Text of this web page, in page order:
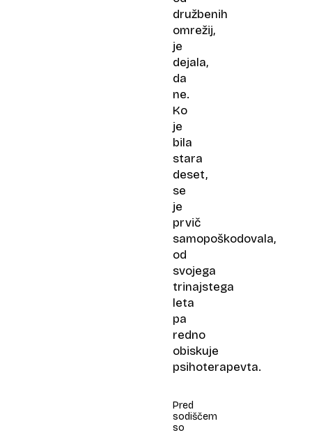
družbenih
omrežij,
je
dejala,
da
ne.
Ko
je
bila
stara
deset,
se
je
prvič
samopoškodovala,
od
svojega
trinajstega
leta
pa
redno
obiskuje
psihoterapevta.
Pred
sodiščem
so